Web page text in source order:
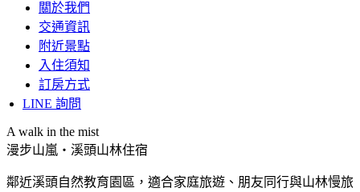
關於我們
交通資訊
附近景點
入住須知
訂房方式
LINE 詢問
A walk in the mist
漫步山嵐・溪頭山林住宿
鄰近溪頭自然教育園區，適合家庭旅遊、朋友同行與山林慢旅